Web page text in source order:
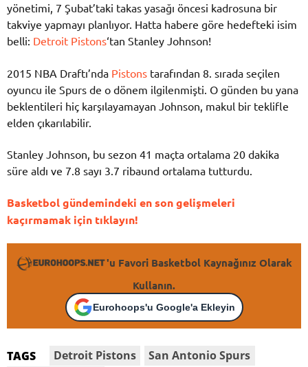
yönetimi, 7 Şubat’taki takas yasağı öncesi kadrosuna bir
takviye yapmayı planlıyor. Hatta habere göre hedefteki isim
belli: Detroit Pistons‘tan Stanley Johnson!
2015 NBA Draftı’nda Pistons tarafından 8. sırada seçilen
oyuncu ile Spurs de o dönem ilgilenmişti. O günden bu yana
beklentileri hiç karşılayamayan Johnson, makul bir teklifle
elden çıkarılabilir.
Stanley Johnson, bu sezon 41 maçta ortalama 20 dakika
süre aldı ve 7.8 sayı 3.7 ribaund ortalama tutturdu.
Basketbol gündemindeki en son gelişmeleri
kaçırmamak için tıklayın!
'u Favori Basketbol Kaynağınız Olarak
Kullanın.
Eurohoops'u Google'a Ekleyin
TAGS Detroit Pistons San Antonio Spurs